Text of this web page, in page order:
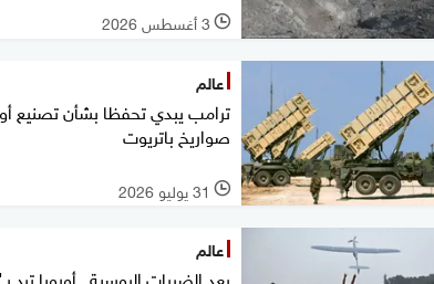
l 3 أغسطس 2026
عالم
ترامب يبدي تحفظا بشأن تصنيع
صواريخ باتريوت
l 31 يوليو 2026
عالم
بعد الضربات الروسية.. أوروبا ترد